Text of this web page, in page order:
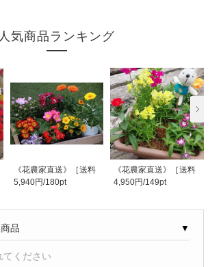
人気商品ランキング
《花農家直送》［送料
無料］エディブルフ..
5,940円/180pt
《花農家直送》［送料
無料］エディブルフ..
4,950円/149pt
▼